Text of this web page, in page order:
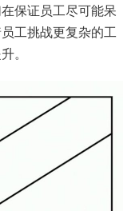
保证员工尽可能呆
工挑战更复杂的工
。